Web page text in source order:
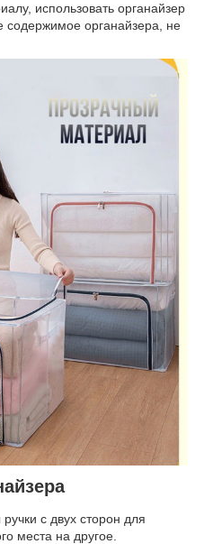
использовать органайзер
содержимое органайзера, не
с двух сторон для
места на другое.